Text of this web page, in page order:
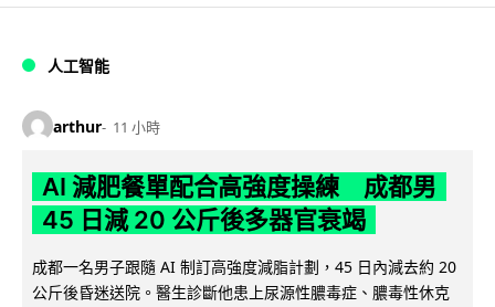
人工智能
arthur 11 小時
AI 減肥餐單配合高強度操練 成都男
45 日減 20 公斤後多器官衰竭
成都一名男子跟隨 AI 制訂高強度減脂計劃，45 日內減去約 20
公斤後昏迷送院。醫生診斷他患上尿源性膿毒症、膿毒性休克